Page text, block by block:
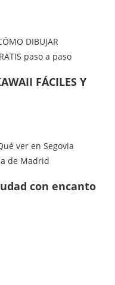
FÁCILES Y
con encanto